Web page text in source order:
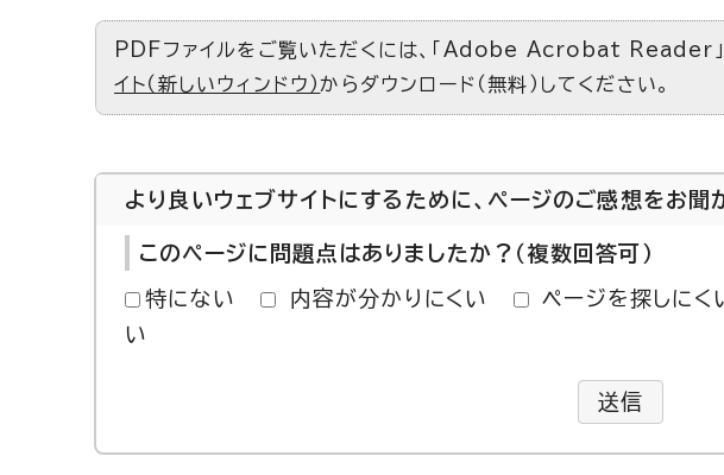
PDFファイルをご覧いただくには、「Adobe Acrobat Reader」
イト（新しいウィンドウ）からダウンロード（無料）してください。
より良いウェブサイトにするために、ページのご感想をお聞
このページに問題点はありましたか？（複数回答可）
特にない 内容が分かりにくい ページを探しにく
い
送信